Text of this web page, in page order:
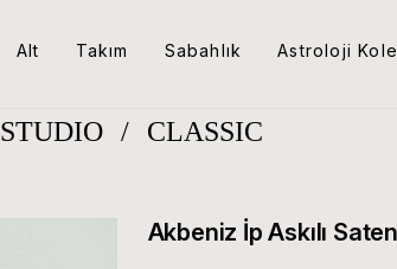
Alt Takım Sabahlık Astroloji
STUDIO / CLASSIC
Akbeniz İp Askılı